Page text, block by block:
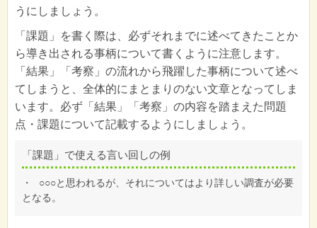
うにしましょう。
「課題」を書く際は、必ずそれまでに述べてきたことか
ら導き出される事柄について書くように注意します。
「結果」「考察」の流れから飛躍した事柄について述べ
てしまうと、全体的にまとまりのない文章となってしま
います。必ず「結果」「考察」の内容を踏まえた問題
点・課題について記載するようにしましょう。
「課題」で使える言い回しの例
・
○○○と思われるが、それについてはより詳しい調査が必要
となる。